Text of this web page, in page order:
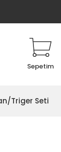
Sepetim
Triger Seti